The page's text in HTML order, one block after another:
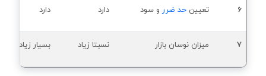
6 تعیین حد ضرر و سود دارد دارد
7 میزان نوسان بازار نسبتا زیاد بسیار زیاد